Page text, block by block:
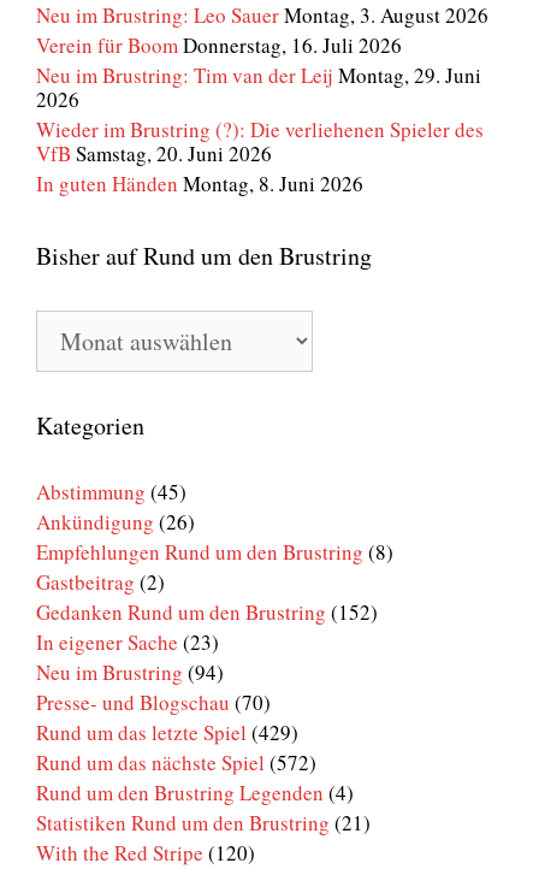
Neu im Brustring: Leo SauerMontag, 3. August 2026
Verein für BoomDonnerstag, 16. Juli 2026
Neu im Brustring: Tim van der Leij Montag, 29. Juni
2026
Wieder im Brustring (?): Die verliehenen Spieler des
VfB Samstag, 20. Juni 2026
In guten Händen Montag, 8. Juni 2026
Bisher auf Rund um den Brustring
Bisher
auf
Rund
den
Brustring
Kategorien
Abstimmung (45)
Ankündigung (26)
Empfehlungen Rund um den Brustring (8)
Gastbeitrag (2)
Gedanken Rund um den Brustring (152)
In eigener Sache (23)
Neu im Brustring (94)
Presse- und Blogschau (70)
Rund um das letzte Spiel (429)
Rund um das nächste Spiel (572)
Rund um den Brustring Legenden (4)
Statistiken Rund um den Brustring (21)
With the Red Stripe (120)